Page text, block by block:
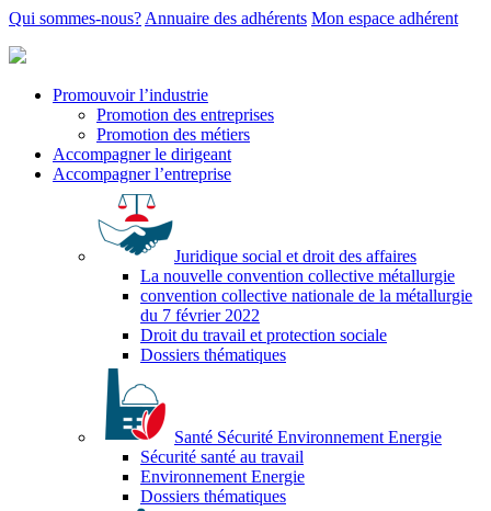
Qui sommes-nous? Annuaire des adhérents Mon espace adhérent
Promouvoir l’industrie
Promotion des entreprises
Promotion des métiers
Accompagner le dirigeant
Accompagner l’entreprise
Juridique social et droit des affaires
La nouvelle convention collective métallurgie
convention collective nationale de la métallurgie
du 7 février 2022
Droit du travail et protection sociale
Dossiers thématiques
Santé Sécurité Environnement Energie
Sécurité santé au travail
Environnement Energie
Dossiers thématiques